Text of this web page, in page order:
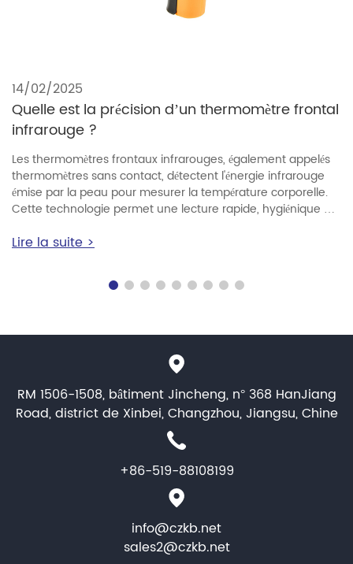
14/02/2025
Quelle est la précision d’un thermomètre frontal
infrarouge ?
Les thermomètres frontaux infrarouges, également appelés
thermomètres sans contact, détectent l'énergie infrarouge
émise par la peau pour mesurer la température corporelle.
Cette technologie permet une lecture rapide, hygiénique et
les maisons, les hôpitaux, les écoles et les lieux de travail.
pratiques des thermomètres frontaux infrarouges, afin que
Lire la suite >
RM 1506-1508, bâtiment Jincheng, n° 368 HanJiang
Road, district de Xinbei, Changzhou, Jiangsu, Chine
+86-519-88108199
info@czkb.net
sales2@czkb.net